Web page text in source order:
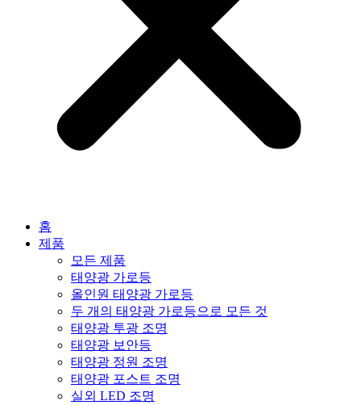
홈
제품
모든 제품
태양광 가로등
올인원 태양광 가로등
두 개의 태양광 가로등으로 모든 것
태양광 투광 조명
태양광 보안등
태양광 정원 조명
태양광 포스트 조명
실외 LED 조명